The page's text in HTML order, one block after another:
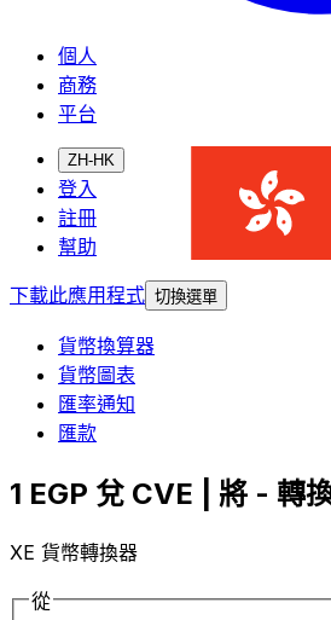
個人
商務
平台
ZH-HK
登入
註冊
幫助
下載此應用程式 切換選單
貨幣換算器
貨幣圖表
匯率通知
匯款
1 EGP 兌 CVE | 將 - 轉
XE 貨幣轉換器
從